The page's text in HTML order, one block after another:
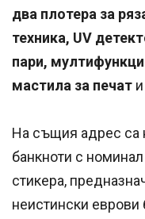
два плотера за
техника, UV
пари,
мастила за печат
На същия адрес са
банкноти с
стикера,
неистински еврови